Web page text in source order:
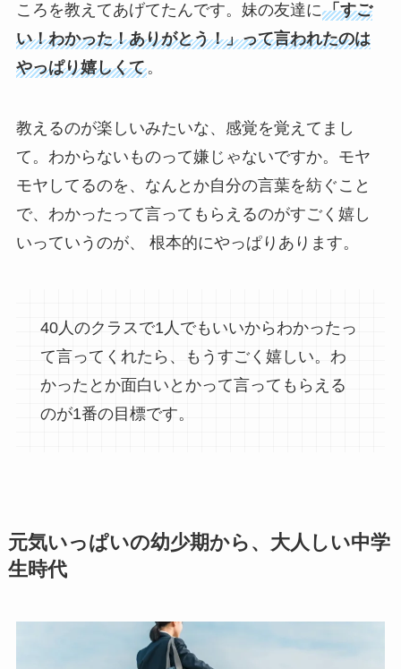
ころを教えてあげてたんです。妹の友達に「すご
い！わかった！ありがとう！」って言われたのは
やっぱり嬉しくて。
教えるのが楽しいみたいな、感覚を覚えてまし
て。わからないものって嫌じゃないですか。モヤ
モヤしてるのを、なんとか自分の言葉を紡ぐこと
で、わかったって言ってもらえるのがすごく嬉し
いっていうのが、 根本的にやっぱりあります。
40人のクラスで1人でもいいからわかったっ
て言ってくれたら、もうすごく嬉しい。わ
かったとか面白いとかって言ってもらえる
のが1番の目標です。
元気いっぱいの幼少期から、大人しい中学
生時代